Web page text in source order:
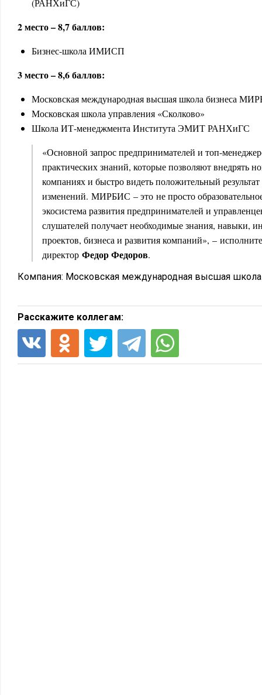
(РАНХиГС)
2 место – 8,7 баллов:
Бизнес-школа ИМИСП
3 место – 8,6 баллов:
Московская международная высшая школа бизнеса
Московская школа управления «Сколково»
Школа ИТ-менеджмента Института ЭМИТ РАНХиГС
«Основной запрос предпринимателей и топ-
практических знаний, которые позволяют внедрять
компаниях и быстро видеть положительный результат
изменений. МИРБИС – это не просто
экосистема развития предпринимателей и
слушателей получает необходимые знания, навыки,
проектов, бизнеса и развития компаний», –
директор Федор Федоров.
Компания: Московская международная высшая
Расскажите коллегам: